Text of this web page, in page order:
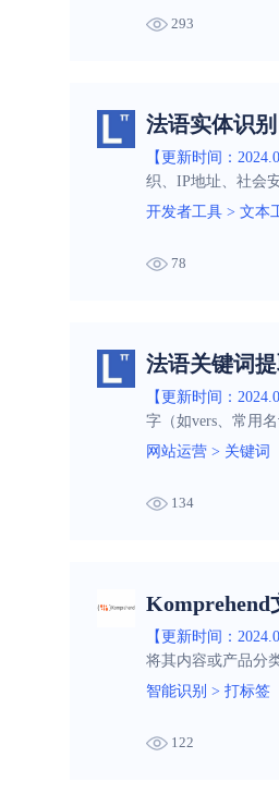
293
法语实体识别
【更新时间：
织、IP地址、社会
开发者工具 > 文本
78
法语关键词
【更新时间：
字（如vers、常用
网站运营 > 关键词
134
Komprehend
【更新时间：
将其内容或产品分
智能识别 > 打标签
122